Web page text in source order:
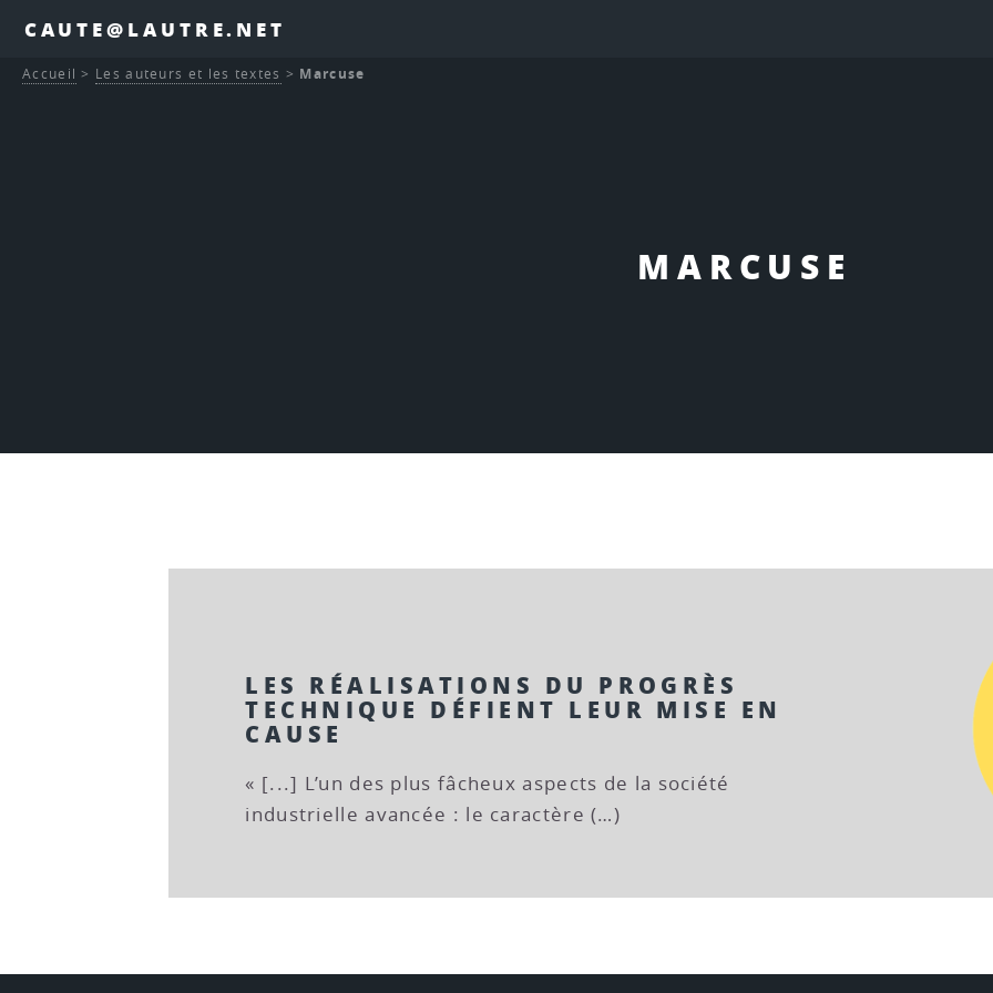
CAUTE@LAUTRE.NET
MARCUSE
Accueil > Les auteurs et les textes > Marcuse
LES RÉALISATIONS DU PROGRÈS
TECHNIQUE DÉFIENT LEUR MISE EN
CAUSE
« [...] L’un des plus fâcheux aspects de la société
industrielle avancée : le caractère (…)